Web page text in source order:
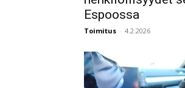
Espoossa
Toimitus - 4.2.2026